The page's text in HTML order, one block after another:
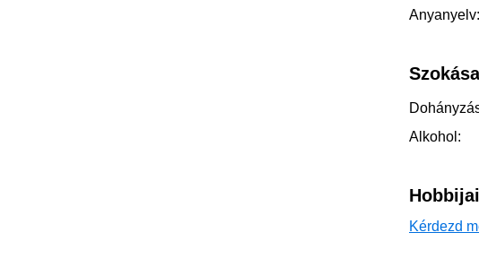
Anyanyelv:
Alkohol:
Kérdezd